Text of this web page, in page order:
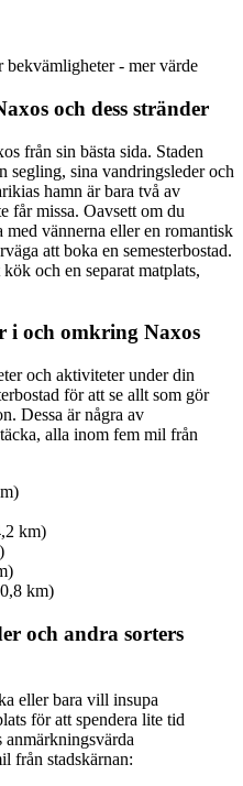
- mer värde
och dess stränder
från sin bästa sida. Staden
segling, sina vandringsleder och
hamn är bara två av
får missa. Oavsett om du
med vännerna eller en romantisk
att boka en semesterbostad.
och en separat matplats,
i och omkring Naxos
och aktiviteter under din
för att se allt som gör
Dessa är några av
alla inom fem mil från
km)
km)
och andra sorters
eller bara vill insupa
för att spendera lite tid
anmärkningsvärda
från stadskärnan: